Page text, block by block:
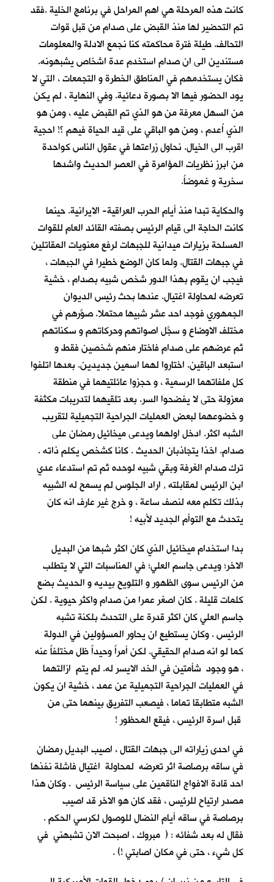
كانت هذه المرحلة هي اهم المراحل في برنامج الخلية .فقد
تم التحضير لها منذ القبض على صدام من قبل قوات
التحالف. طيلة فترة محاكمته كنا نجمع الادلة والمعلومات
مستندين الى ان صدام استخدم عدة اشخاص يشبهونه.
فكان يستخدمهم في المناطق الخطرة و التجمعات ، التي لا
يود الحضور فيها الا بصورة دعائية. وفي النهاية ، لم يكن
من السهل معرفة من هو الذي تم القبض عليه ، ومن هو
الذي اُعدم ، ومن هو الباقي على قيد الحياة فيهم ؟! احجية
اقرب الى الخيال. نحاول زراعتها في عقول الناس كواحدة
من ابرز نظريات المؤامرة في العصر الحديث واشدها
سخرية و غموضاً.
والحكاية تبدا منذ أيام الحرب العراقية- الايرانية. حينما
كانت الحاجة الى قيام الرئيس بصفته القائد العام للقوات
المسلحة بزيارات ميدانية للجبهات لرفع معنويات المقاتلين
في جبهات القتال. ولما كان الوضع خطيرا في الجبهات ،
فيجب ان يقوم بهذا الدور شخص شبيه بصدام ، خشية
تعرضه لمحاولة اغتيال. عندها بحث رئيس الديوان
الجمهوري فوجد احد عشر شبيها محتملا. صوَّرهم في
مختلف الاوضاع و سجَّل اصواتهم وحركاتهم و سكناتهم
ثم عرضهم على صدام فاختار منهم شخصين فقط و
استبعد الباقين. اختاروا لهما اسمين جديدين. بعدها اتلفوا
كل ملفاتهما الرسمية ، و حجزوا عائلتيهما في منطقة
معزولة حتى لا يفضحوا السر. بعد تلقيهما لتدريبات مكثفة
و خضوعهما لبعض العمليات الجراحية التجميلية لتقريب
الشبه اكثر. ادخل اولهما ويدعى ميخائيل رمضان على
صدام. اخذا يتجاذبان الحديث . كانا كشخص يكلم ذاته .
ترك صدام الغرفة وبقي شبيه لوحده ثم تم استدعاء عدي
ابن الرئيس لمقابلته , اراد الجلوس لم يسمح له الشبيه
بذلك تكلم معه لنصف ساعة ، و خرج غير عارف انه كان
يتحدث مع التوأم الجديد لأبيه !
بدا استخدام ميخائيل الذي كان اكثر شبها من البديل
الاخر؛ ويدعى جاسم العلي؛ في المناسبات التي لا يتطلب
من الرئيس سوى الظهور و التلويح بيديه و الحديث بضع
كلمات قليلة . كان اصغر عمرا من صدام واكثر حيوية . لكن
جاسم العلي كان اكثر قدرة على التحدث بلكنة تشبه
الرئيس . وكان يستطيع ان يحاور المسؤولين في الدولة
كما لو انه صدام الحقيقي. لكن أمراً وحيداً ظل مختلفاً عنه
، هو وجود شأمتين في الخد الايسر له. لم يتم ازالتهما
في العمليات الجراحية التجميلية عن عمد ، خشية ان يكون
الشبه متطابقا تماما ، فيصعب التفريق بينهما حتى من
قبل اسرة الرئيس ، فيقع المحظور !
في احدى زياراته الى جبهات القتال ، اصيب البديل رمضان
في ساقه برصاصة اثر تعرضه لمحاولة اغتيال فاشلة نفذها
احد قادة الافواج الناقمين على سياسة الرئيس . وكان هذا
مصدر ارتياح للرئيس ، فقد كان هو الاخر قد اصيب
برصاصة في ساقه أيام النضال للوصول لكرسي الحكم .
فقال له بعد شفائه : ( مبروك ، اصبحت الان تشبهني في
كل شيء ، حتى في مكان اصابتي !) .